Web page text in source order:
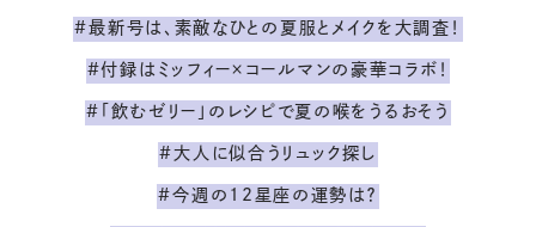
#最新号は、素敵なひとの夏服とメイクを大調査！
#付録はミッフィー×コールマンの豪華コラボ！
#「飲むゼリー」のレシピで夏の喉をうるおそう
#大人に似合うリュック探し
#今週の12星座の運勢は？